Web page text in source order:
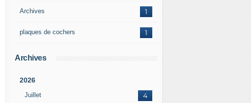
1
Archives
1
plaques de cochers
Archives
2026
Juillet 4